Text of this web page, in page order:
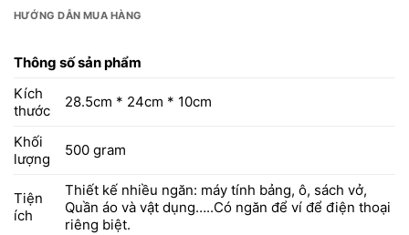
HƯỚNG DẪN MUA HÀNG
Thông số sản phẩm
Kích
thước
28.5cm * 24cm * 10cm
Khối
lượng
500 gram
Tiện
ích
Thiết kế nhiều ngăn: máy tính bảng, ô, sách vở,
Quần áo và vật dụng…..Có ngăn để ví để điện thoại
riêng biệt.